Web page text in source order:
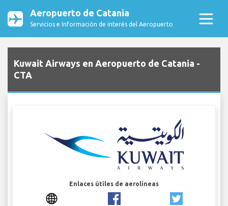
Aeropuerto de Catania
Servicios e Información de interés del Aeropuerto
Kuwait Airways en Aeropuerto de Catania -
CTA
Enlaces útiles de aerolíneas